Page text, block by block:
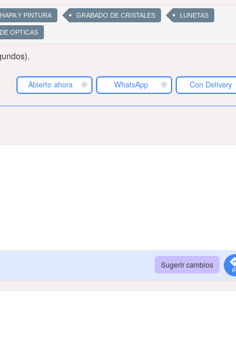
Y PINTURA GRABADO DE CRISTALES LUNETAS
OPTICAS
Abierto ahora WhatsApp Con Delivery
Sugerir cambios